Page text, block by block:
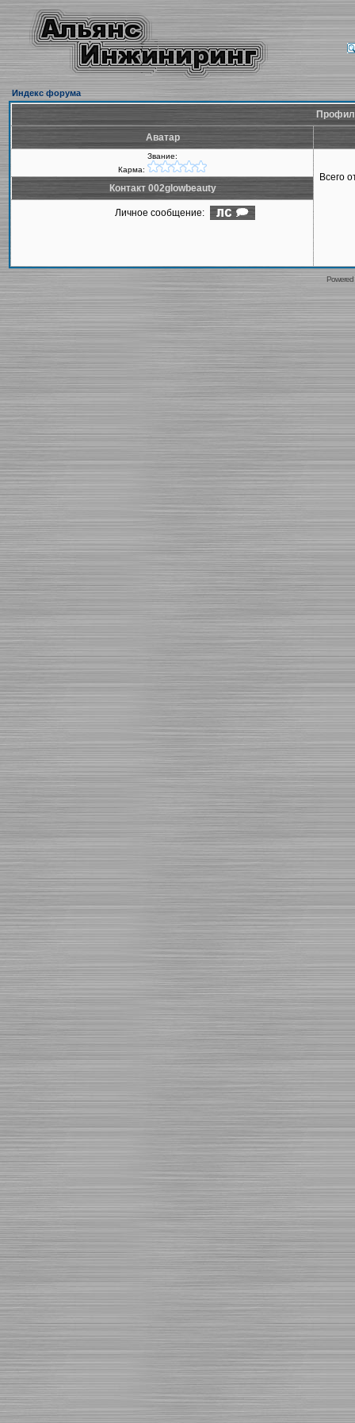
Индекс форума
Аватар
Звание:
Карма:
Всего
Контакт 002glowbeauty
Личное сообщение: